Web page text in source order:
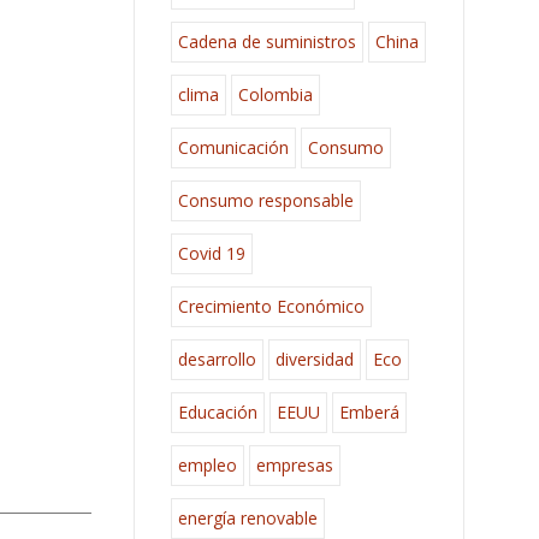
Cadena de suministros China
clima Colombia
Comunicación Consumo
Consumo responsable
Covid 19
Crecimiento Económico
desarrollo diversidad Eco
Educación EEUU Emberá
empleo empresas
energía renovable